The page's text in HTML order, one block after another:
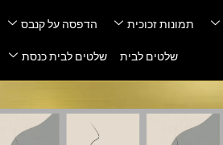
תמונות זכוכית הדפסה על קנבס
שלטים לבית
שלטים לבית כנסת